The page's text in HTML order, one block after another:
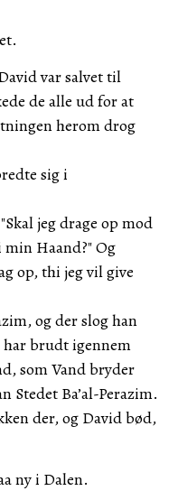
var salvet til
de alle ud for at
herom drog
sig i
jeg drage op mod
Haand?" Og
op, thi jeg vil give
og der slog han
har brudt igennem
som Vand bryder
Stedet Ba’al-Perazim.
der, og David bød,
ny i Dalen.